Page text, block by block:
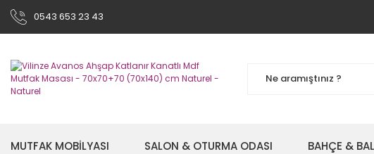
0543 653 23 43
MUTFAK MOBİLYASI SALON & OTURMA ODASI BAHÇE &